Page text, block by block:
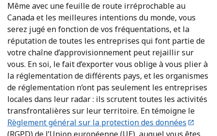
Même avec une feuille de route irréprochable au
Canada et les meilleures intentions du monde, vous
serez jugé en fonction de vos fréquentations, et la
réputation de toutes les entreprises qui font partie de
votre chaîne d’approvisionnement peut rejaillir sur
vous. En soi, le fait d’exporter vous oblige à vous plier à
la réglementation de différents pays, et les organismes
de réglementation n’ont pas seulement les entreprises
locales dans leur radar : ils scrutent toutes les activités
transfrontalières sur leur territoire. En témoigne le
Règlement général sur la protection des données